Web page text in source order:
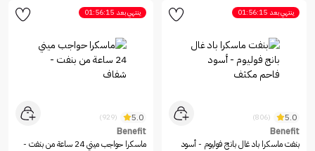
ينتهي بعد 01:56:15
5.0
(806)
Benefit
بنفت ماسكرا باد غال بانج فوليوم - أسود
ينتهي بعد 01:56:15
5.0
(929)
Benefit
ماسكرا حواجب ميني 24 ساعة من بنفت -